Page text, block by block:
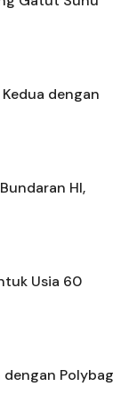
dengan
HI,
Usia 60
Polybag